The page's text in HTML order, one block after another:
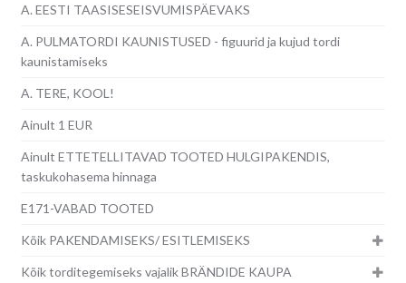
A. EESTI TAASISESEISVUMISPÄEVAKS
A. PULMATORDI KAUNISTUSED - figuurid ja kujud tordi
kaunistamiseks
A. TERE, KOOL!
Ainult 1 EUR
Ainult ETTETELLITAVAD TOOTED HULGIPAKENDIS,
taskukohasema hinnaga
E171-VABAD TOOTED
Kõik PAKENDAMISEKS/ ESITLEMISEKS
Kõik torditegemiseks vajalik BRÄNDIDE KAUPA